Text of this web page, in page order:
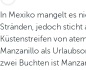
In Mexiko mangelt es
Stränden, jedoch sticht
Küstenstreifen von
Manzanillo als
zwei Buchten ist